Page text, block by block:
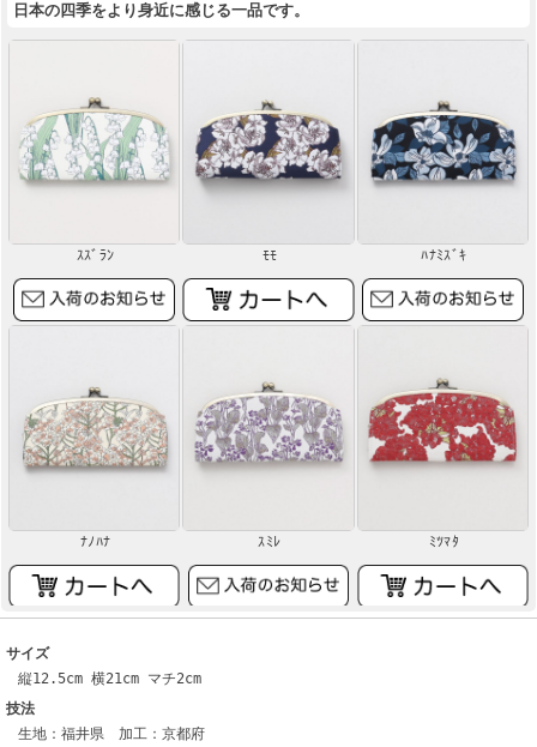
日本の四季をより身近に感じる一品です。
ｽｽﾞﾗﾝ ﾓﾓ ﾊﾅﾐｽﾞｷ
ﾅﾉﾊﾅ ｽﾐﾚ ﾐﾂﾏﾀ
サイズ
縦12.5cm 横21cm マチ2cm
技法
生地：福井県 加工：京都府